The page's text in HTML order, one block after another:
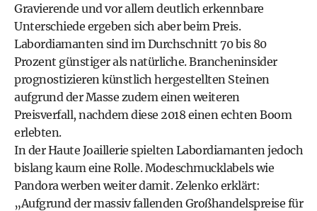
Gravierende und vor allem deutlich erkennbare
Unterschiede ergeben sich aber beim Preis.
Labordiamanten sind im Durchschnitt 70 bis 80
Prozent günstiger als natürliche. Brancheninsider
prognostizieren künstlich hergestellten Steinen
aufgrund der Masse zudem einen weiteren
Preisverfall, nachdem diese 2018 einen echten Boom
erlebten.
In der Haute Joaillerie spielten Labordiamanten jedoch
bislang kaum eine Rolle. Modeschmucklabels wie
Pandora werben weiter damit. Zelenko erklärt:
„Aufgrund der massiv fallenden Großhandelspreise für